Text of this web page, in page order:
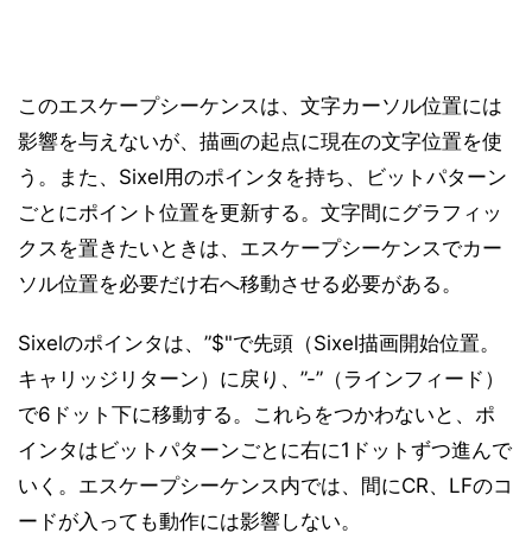
このエスケープシーケンスは、文字カーソル位置には
影響を与えないが、描画の起点に現在の文字位置を使
う。また、Sixel用のポインタを持ち、ビットパターン
ごとにポイント位置を更新する。文字間にグラフィッ
クスを置きたいときは、エスケープシーケンスでカー
ソル位置を必要だけ右へ移動させる必要がある。
Sixelのポインタは、”$"で先頭（Sixel描画開始位置。
キャリッジリターン）に戻り、”-”（ラインフィード）
で6ドット下に移動する。これらをつかわないと、ポ
インタはビットパターンごとに右に1ドットずつ進んで
いく。エスケープシーケンス内では、間にCR、LFのコ
ードが入っても動作には影響しない。